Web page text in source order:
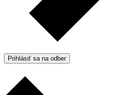
Prihlásiť sa na odber